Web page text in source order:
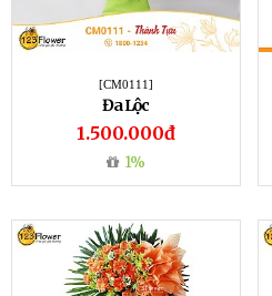
[CM0111]
Đa Lộc
1.500.000đ
1%